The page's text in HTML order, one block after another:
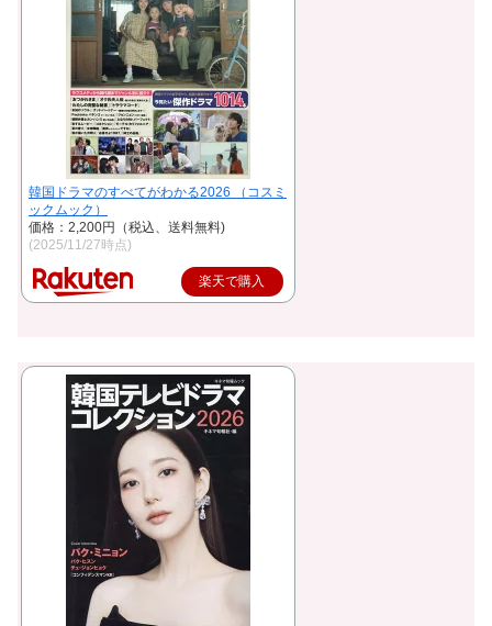
韓国ドラマのすべてがわかる2026 （コスミ
ックムック）
価格：2,200円（税込、送料無料)
(2025/11/27時点)
楽天で購入